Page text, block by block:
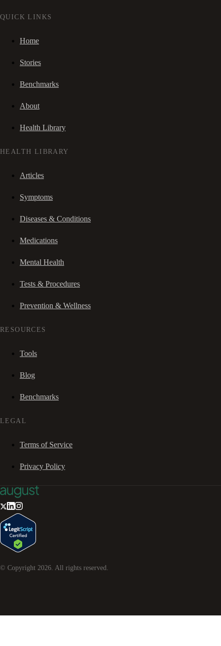
QUICK LINKS
Home
Stories
Benchmarks
About
Health Library
HEALTH LIBRARY
Articles
Symptoms
Diseases & Conditions
Medications
Mental Health
Tests & Procedures
Prevention & Wellness
RESOURCES
Tools
Blog
Benchmarks
LEGAL
Terms of Service
Privacy Policy
© Copyright 2026 . All rights reserved.